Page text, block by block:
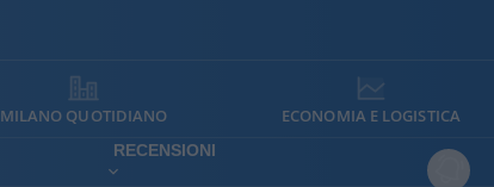
MILANO QUOTIDIANO ECONOMIA E LOGISTICA
RECENSIONI